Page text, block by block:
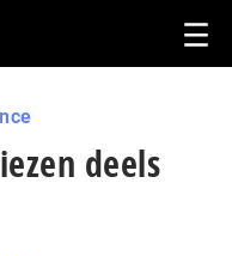
deels